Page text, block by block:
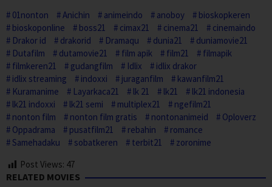
01nonton
Anichin animeindo anoboy
bioskopkeren
bioskoponline
boss21 cimax21 cinema21
cinemaindo
Drakor id
drakorid Dramaqu dunia21
duniamovie21
Dutafilm
dutamovie21 film apik film21
filmapik
filmkeren21
gudangfilm Idlix
idlix drakor
idlix streaming
indoxxi juraganfilm
kawanfilm21
Kuramanime
Layarkaca21 lk 21 lk21
lk21 indonesia
lk21 indoxxi
lk21 semi multiplex21
ngefilm21
nonton film
nonton film gratis nontonanimeid
Oploverz
Oppadrama
pusatfilm21 rebahin
romance
Samehadaku
sobatkeren terbit21
zoronime
Post Views: 47
RELATED MOVIES